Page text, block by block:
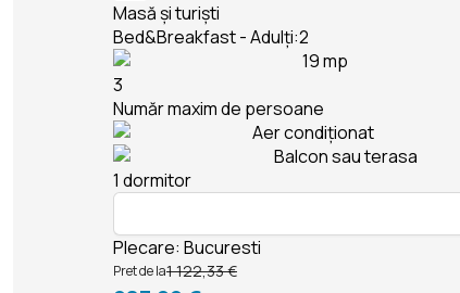
Masă și turiști
Bed&Breakfast - Adulți:2
19 mp
3
Număr maxim de persoane
Aer condiționat
Balcon sau terasa
1 dormitor
Plecare: Bucuresti
Pret de la1 122,33 €